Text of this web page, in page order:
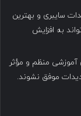
سایبری و بهترین
به افزایش
آموزشی منظم و مؤثر
موفق نشوند.